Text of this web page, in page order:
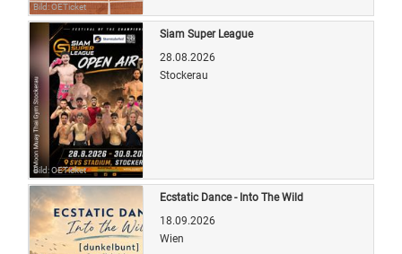
Bild: OETicket
Bild: OETicket
Siam Super League
28.08.2026
Stockerau
Ecstatic Dance - Into The Wild
18.09.2026
Wien